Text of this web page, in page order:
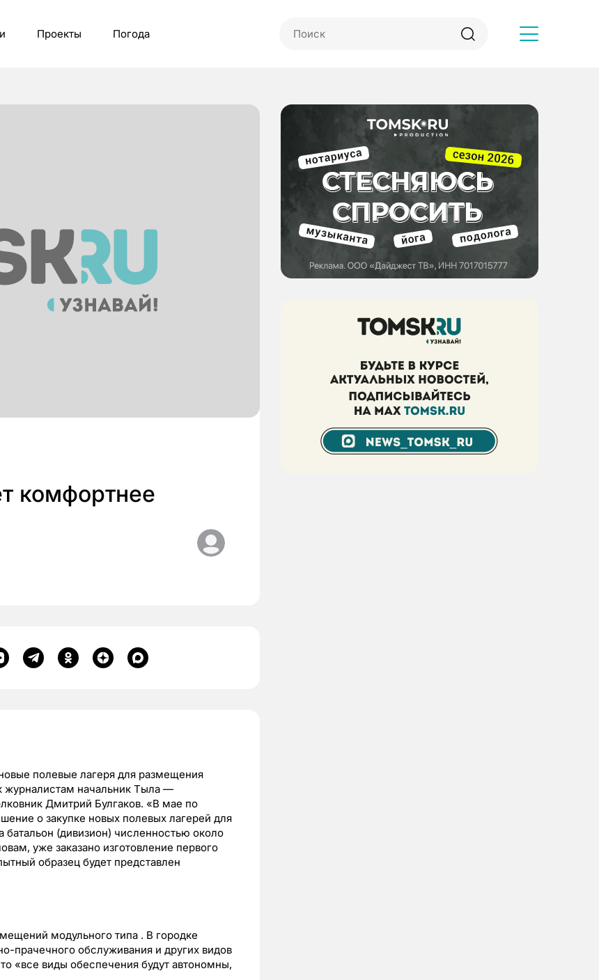
Проекты Погода
комфортнее
полевые лагеря для размещения
журналистам начальник Тыла —
Дмитрий Булгаков. «В мае по
о закупке новых полевых лагерей для
(дивизион) численностью около
уже заказано изготовление первого
образец будет представлен
модульного типа . В городке
прачечного обслуживания и других видов
«все виды обеспечения будут автономны,